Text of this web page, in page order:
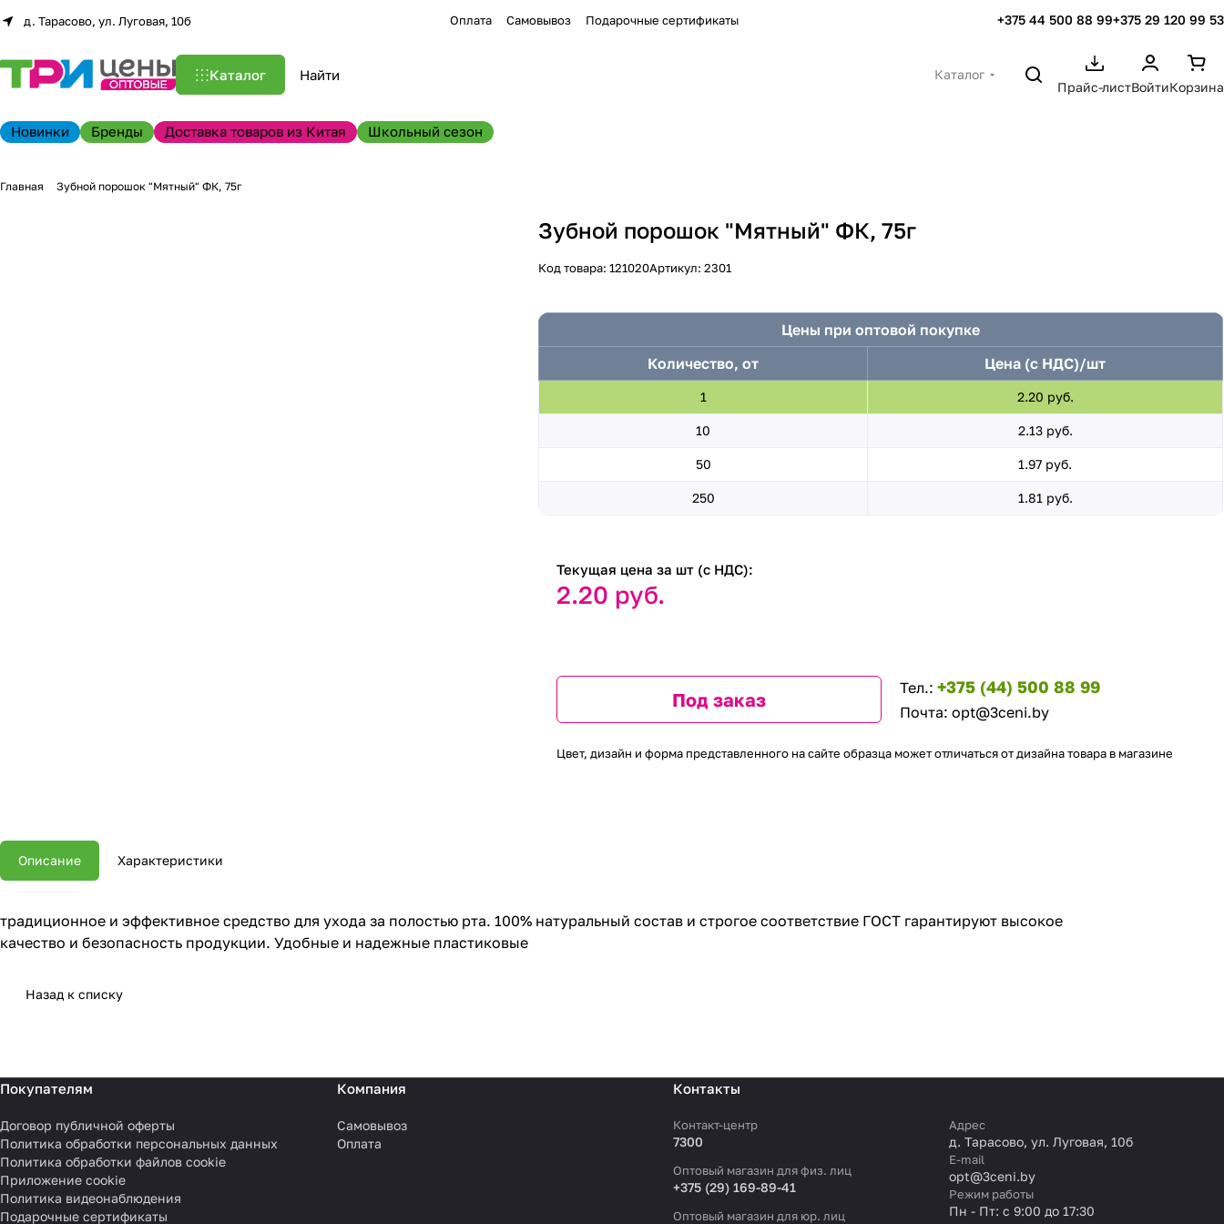
д. Тарасово, ул. Луговая, 10б Оплата Самовывоз Подарочные сертификаты +375 44 500 88 99+375 29 120 99 53
Каталог
Каталог
Прайс-листВойтиКорзина
Новинки Бренды Доставка товаров из Китая Школьный сезон
Главная Зубной порошок "Мятный" ФК, 75г
Зубной порошок "Мятный" ФК, 75г
Код товара:121020Артикул:2301
Цены при оптовой покупке
Количество, от
Цена (с НДС)/шт
1 2.20 руб.
10 2.13 руб.
50 1.97 руб.
250 1.81 руб.
Текущая цена за шт (с НДС):
2.20 руб.
Под заказ
Тел.: +375 (44) 500 88 99
Почта: opt@3ceni.by
Цвет, дизайн и форма представленного на сайте образца может отличаться от дизайна товара в магазине
Описание Характеристики
традиционное и эффективное средство для ухода за полостью рта. 100% натуральный состав и строгое соответствие ГОСТ гарантируют высокое
качество и безопасность продукции. Удобные и надежные пластиковые
Назад к списку
Покупателям
Договор публичной оферты
Политика обработки персональных данных
Политика обработки файлов cookie
Приложение cookie
Политика видеонаблюдения
Подарочные сертификаты
Компания
Самовывоз
Оплата
Контакты
Контакт-центр
7300
Оптовый магазин для физ. лиц
+375 (29) 169-89-41
Оптовый магазин для юр. лиц
Адрес
д. Тарасово, ул. Луговая, 10б
E-mail
opt@3ceni.by
Режим работы
Пн - Пт: с 9:00 до 17:30